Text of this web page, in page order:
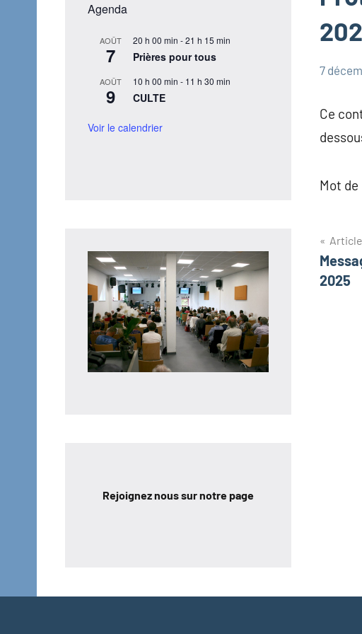
7
Ce
Mot de
de
2025
Agenda
AOÛT
7
20 h 00 min -21 h 15 min
Prières pour tous
AOÛT
9
10 h 00 min - 11 h 30 min
CULTE
Voir le calendrier
Rejoignez nous sur notre page